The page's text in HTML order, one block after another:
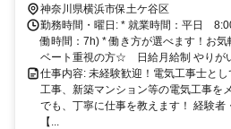
神奈川県横浜市保土ケ谷区
勤務時間・曜日: * 就業時間：平日
働時間：7h) * 働き方が選べます！お
ベート重視の方☆ 日給月給制 やりがい
仕事内容: 未経験歓迎！電気工事士と
工事、新築マンション等の電気工事を
でも、丁寧に仕事を教えます！ 経験者
【...